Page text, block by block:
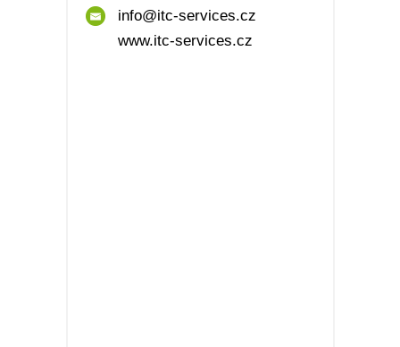
info@itc-services.cz
www.itc-services.cz